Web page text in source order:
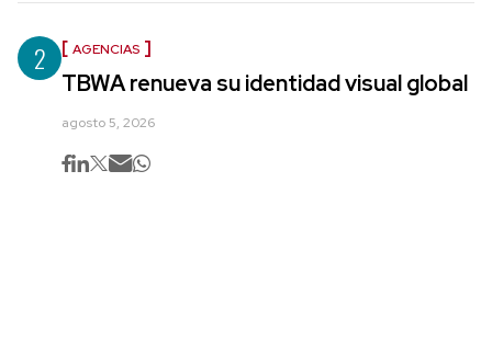
2 AGENCIAS
TBWA renueva su identidad visual global
agosto 5, 2026